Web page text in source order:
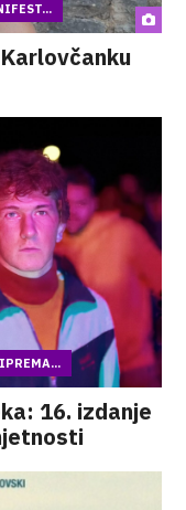
16. izdanje